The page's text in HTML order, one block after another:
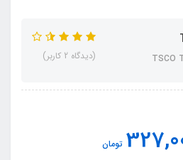
TSCO (دیدگاه 2 کاربر)
تومان